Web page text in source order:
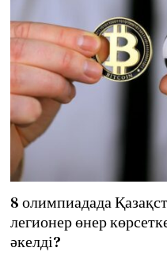
8 олимпиадада
легионер өнер
әкелді?